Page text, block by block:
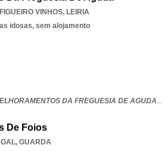
VINHOS, LEIRIA
idosas, sem alojamento
DA FREGUESIA DE AGUDA...
De Foios
, GUARDA